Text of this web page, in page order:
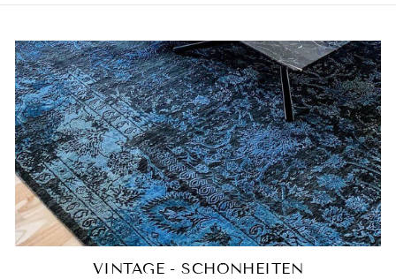
VINTAGE - SCHÖNHEITEN